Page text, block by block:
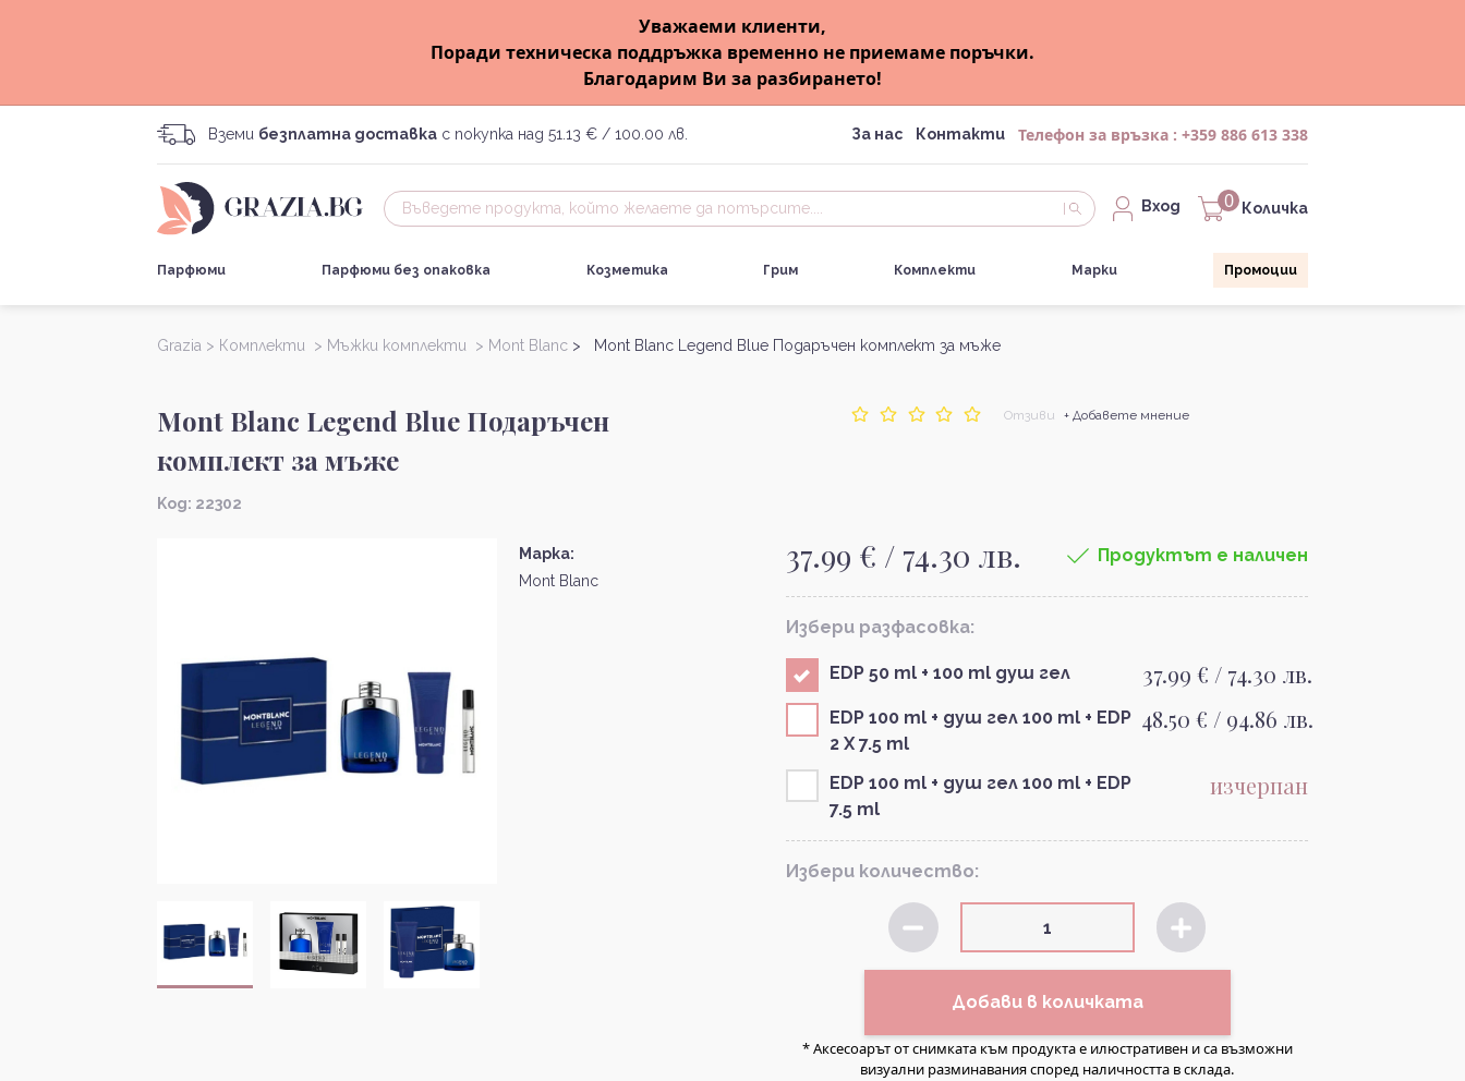
Уважаеми клиенти,
Поради техническа поддръжка временно не приемаме поръчки.
Благодарим Ви за разбирането!
Вземи безплатна доставка с покупка над 51.13 € / 100.00 лв. За нас Контакти Телефон за връзка : +359 886 613 338
Вход 0 Количка
Парфюми Парфюми без опаковка Козметика Грим Комплекти Марки Промоции
Grazia > Комплекти > Мъжки комплекти > Mont Blanc > Mont Blanc Legend Blue Подаръчен комплект за мъже
Mont Blanc Legend Blue Подаръчен
комплект за мъже
Kод: 22302
Отзиви + Добавете мнение
Марка:
Mont Blanc
37.99 € / 74.30 лв. Продуктът е наличен
Избери разфасовка:
EDP 50 ml + 100 ml душ гел 37.99 € / 74.30 лв.
EDP 100 ml + душ гел 100 ml + EDP
2 X 7.5 ml
48.50 € / 94.86 лв.
EDP 100 ml + душ гел 100 ml + EDP
7.5 ml
изчерпан
Избери количество:
Добави в количката
* Аксесоарът от снимката към продукта е илюстративен и са възможни
визуални разминавания според наличността в склада.